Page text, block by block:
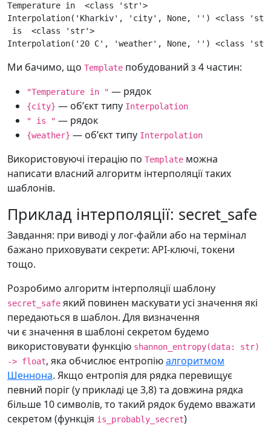
Temperature in  <class 'str'>
Interpolation('Kharkiv', 'city', None, '') <class
is  <class 'str'>
Ми бачимо, що Template побудований з 4 частин:
"Temperature in " — рядок
{city} — обʼєкт типу Interpolation
" is " — рядок
{weather} — обʼєкт типу Interpolation
Використовуючі ітерацію по Template можна
написати власний алгоритм інтерполяції таких
шаблонів.
Приклад інтерполяції: secret_safe
Завдання: при виводі у лог-файли або на термінал
бажано приховувати секрети: API-ключі, токени
тощо.
Розробимо алгоритм інтерполяції шаблону
secret_safe який повинен маскувати усі значення які
передаються в шаблон. Для визначення
чи є значення в шаблоні секретом будемо
використовувати функцію shannon_entropy(data: str)
-> float, яка обчислює ентропіюалгоритмом
Шеннона. Якщо ентропія для рядка перевищує
певний поріг (у прикладі це 3,8) та довжина рядка
більше 10 символів, то такий рядок будемо вважати
секретом (функція is_probably_secret)